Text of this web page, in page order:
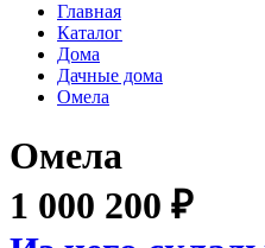
Главная
Каталог
Дома
Дачные дома
Омела
Омела
1 000 200 ₽